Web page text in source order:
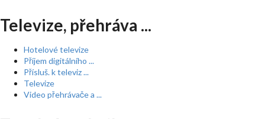
Televize, přehráva ...
Hotelové televize
Příjem digitálního ...
Přísluš. k televiz ...
Televize
Video přehrávače a ...